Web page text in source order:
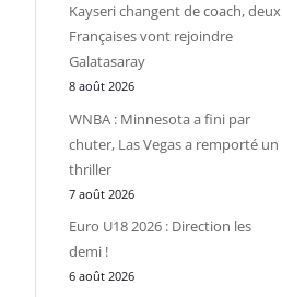
Kayseri changent de coach, deux
Françaises vont rejoindre
Galatasaray
8 août 2026
WNBA : Minnesota a fini par
chuter, Las Vegas a remporté un
thriller
7 août 2026
Euro U18 2026 : Direction les
demi !
6 août 2026